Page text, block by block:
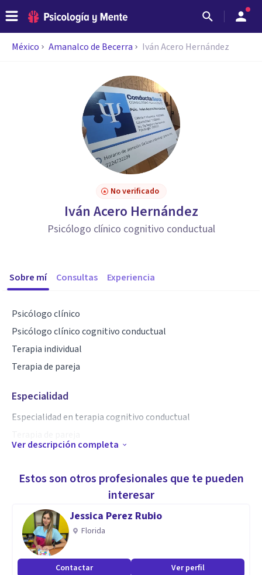
México Amanalco de Becerra Iván Acero Hernández
No verificado
Iván Acero Hernández
Psicólogo clínico cognitivo conductual
Sobre mí Consultas Experiencia
Psicólogo clínico
Psicólogo clínico cognitivo conductual
Terapia individual
Terapia de pareja
Especialidad
Especialidad en terapia cognitivo conductual
Psicólogo clínico con enfoque cognitivo conductual
Ver descripción completa
Estos son otros profesionales que te pueden
interesar
Jessica Perez Rubio
Florida
Contactar Ver perfil